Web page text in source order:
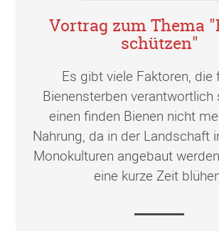
Vortrag zum Thema
schützen"
Es gibt viele Faktoren, die
Bienensterben verantwortlich
einen finden Bienen nicht
Nahrung, da in der Landschaft
Monokulturen angebaut
eine kurze Zeit